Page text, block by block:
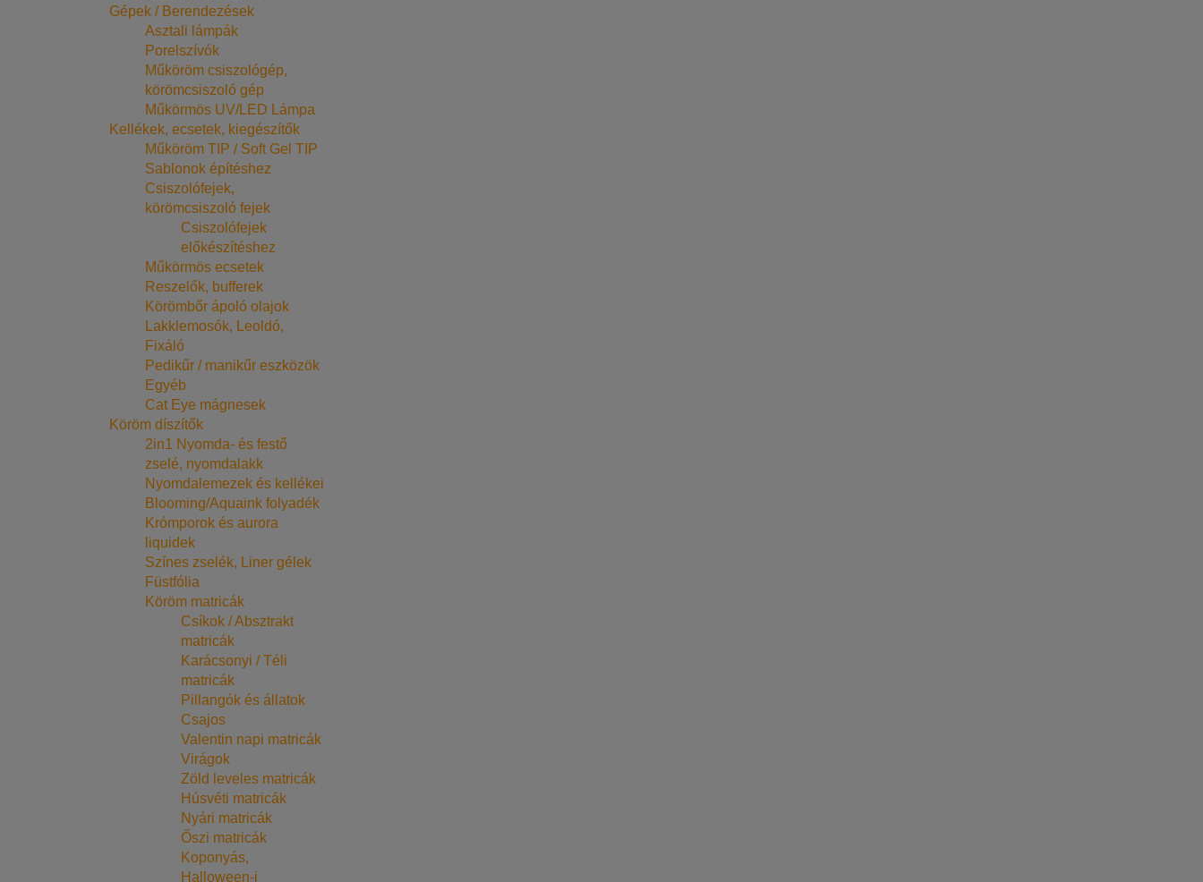
Gépek / Berendezések
Asztali lámpák
Porelszívók
Műköröm csiszológép,
körömcsiszoló gép
Műkörmös UV/LED Lámpa
Kellékek, ecsetek, kiegészítők
Műköröm TIP / Soft Gel TIP
Sablonok építéshez
Csiszolófejek,
körömcsiszoló fejek
Csiszolófejek
előkészítéshez
Műkörmös ecsetek
Reszelők, bufferek
Körömbőr ápoló olajok
Lakklemosók, Leoldó,
Fixáló
Pedikűr / manikűr eszközök
Egyéb
Cat Eye mágnesek
Köröm díszítők
2in1 Nyomda- és festő
zselé, nyomdalakk
Nyomdalemezek és kellékei
Blooming/Aquaink folyadék
Krómporok és aurora
liquidek
Színes zselék, Liner gélek
Füstfólia
Köröm matricák
Csíkok / Absztrakt
matricák
Karácsonyi / Téli
matricák
Pillangók és állatok
Csajos
Valentin napi matricák
Virágok
Zöld leveles matricák
Húsvéti matricák
Nyári matricák
Őszi matricák
Koponyás,
Halloween-i